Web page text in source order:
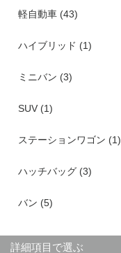
軽自動車 (43)
ハイブリッド (1)
ミニバン (3)
SUV (1)
ステーションワゴン (1)
ハッチバッグ (3)
バン (5)
詳細項目で選ぶ